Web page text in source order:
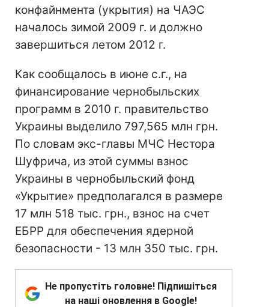
конфайнмента (укрытия) на ЧАЭС
началось зимой 2009 г. и должно
завершиться летом 2012 г.
Как сообщалось в июне с.г., на
финансирование чернобыльских
программ в 2010 г. правительство
Украины выделило 797,565 млн грн.
По словам экс-главы МЧС Нестора
Шуфрича, из этой суммы взнос
Украины в чернобыльский фонд
«Укрытие» предполагался в размере
17 млн 518 тыс. грн., взнос на счет
ЕБРР для обеспечения ядерной
безопасности - 13 млн 350 тыс. грн.
Не пропустіть головне! Підпишіться
на наші оновлення в Google!